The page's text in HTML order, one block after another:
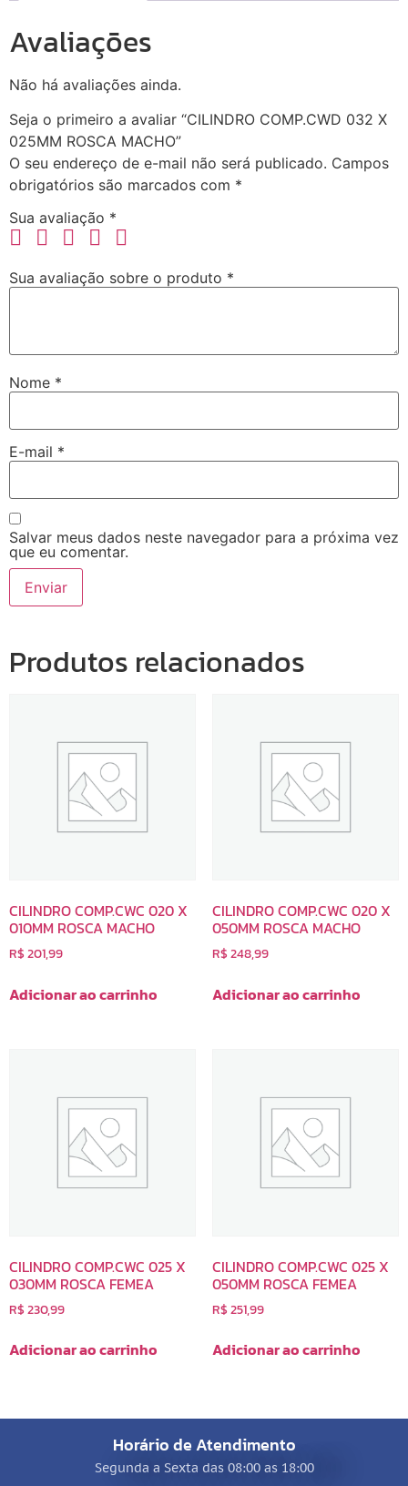
Avaliações
Não há avaliações ainda.
Seja o primeiro a avaliar “CILINDRO COMP.CWD 032 X
025MM ROSCA MACHO”
O seu endereço de e-mail não será publicado. Campos
obrigatórios são marcados com *
Sua avaliação *
Sua avaliação sobre o produto *
Nome *
E-mail *
Salvar meus dados neste navegador para a próxima vez
que eu comentar.
Produtos relacionados
CILINDRO COMP.CWC 020 X
010MM ROSCA MACHO
R$201,99
Adicionar ao carrinho
CILINDRO COMP.CWC 020 X
050MM ROSCA MACHO
R$248,99
Adicionar ao carrinho
CILINDRO COMP.CWC 025 X
030MM ROSCA FEMEA
R$230,99
Adicionar ao carrinho
CILINDRO COMP.CWC 025 X
050MM ROSCA FEMEA
R$251,99
Adicionar ao carrinho
Horário de Atendimento
Segunda a Sexta das 08:00 as 18:00